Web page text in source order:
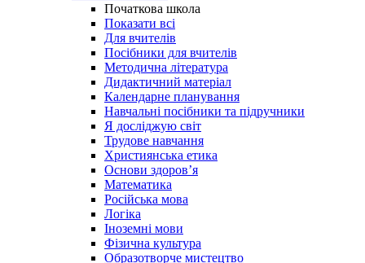
Початкова школа
Показати всі
Для вчителів
Посібники для вчителів
Методична література
Дидактичний матеріал
Календарне планування
Навчальні посібники та підручники
Я досліджую світ
Трудове навчання
Християнська етика
Основи здоров’я
Математика
Російська мова
Логіка
Іноземні мови
Фізична культура
Образотворче мистецтво